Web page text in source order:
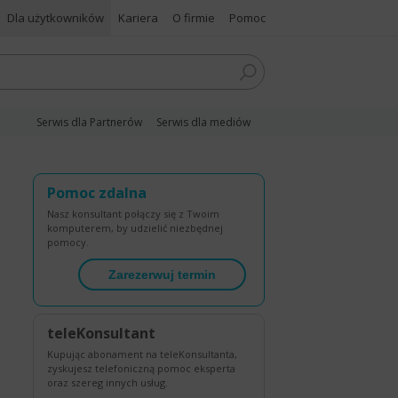
Dla użytkowników Kariera O firmie Pomoc
Serwis dla Partnerów Serwis dla mediów
Pomoc zdalna
Nasz konsultant połączy się z Twoim
komputerem, by udzielić niezbędnej
pomocy.
Zarezerwuj termin
teleKonsultant
Kupując abonament na teleKonsultanta,
zyskujesz telefoniczną pomoc eksperta
oraz szereg innych usług.